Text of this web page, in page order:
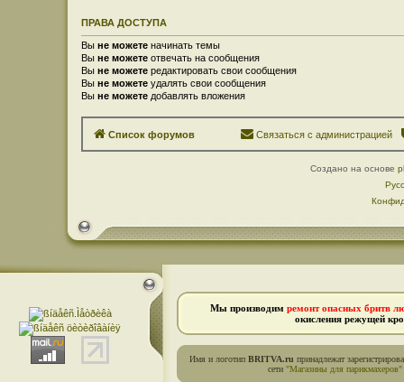
ПРАВА ДОСТУПА
Вы не можете начинать темы
Вы не можете отвечать на сообщения
Вы не можете редактировать свои сообщения
Вы не можете удалять свои сообщения
Вы не можете добавлять вложения
Список форумов Связаться с администрацией
Создано на основе
Мы производим ремонт опасных бритв
окисления режущей
Имя и логотип BRITVA.ru принадлежат
сети "Магазины для парикмахеров"